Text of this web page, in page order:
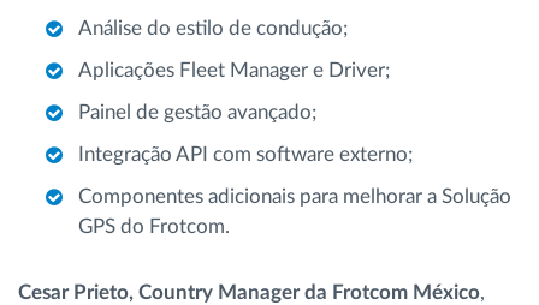
Análise do estilo de condução;
Aplicações Fleet Manager e Driver;
Painel de gestão avançado;
Integração API com software externo;
Componentes adicionais para melhorar a Solução
GPS do Frotcom.
Cesar Prieto, Country Manager da Frotcom México,